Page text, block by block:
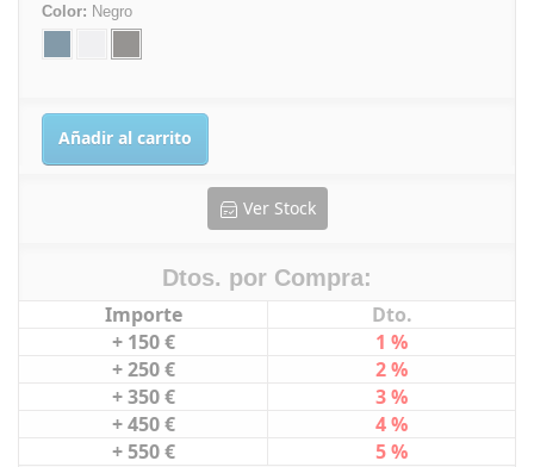
Color: Negro
Añadir al carrito
Ver Stock
Dtos. por Compra:
Importe
Dto.
+ 150 €
1 %
+ 250 €
2 %
+ 350 €
3 %
+ 450 €
4 %
+ 550 €
5 %